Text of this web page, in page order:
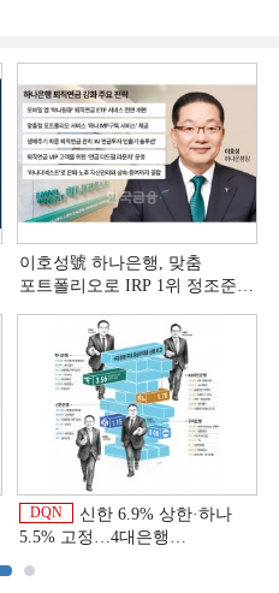
이호성號 하나은행, 맞춤
포트폴리오로 IRP 1위 정조준
DQN
신한 6.9% 상한·하나
5.5% 고정…4대은행